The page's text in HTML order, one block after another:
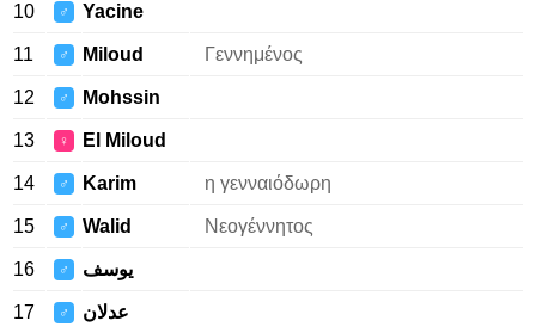
10 ♂ Yacine
11 ♂ Miloud Γεννημένος
12 ♂ Mohssin
13 ♀ El Miloud
14 ♂ Karim η γενναιόδωρη
15 ♂ Walid Νεογέννητος
16 ♂ يوسف
17 ♂ عدلان